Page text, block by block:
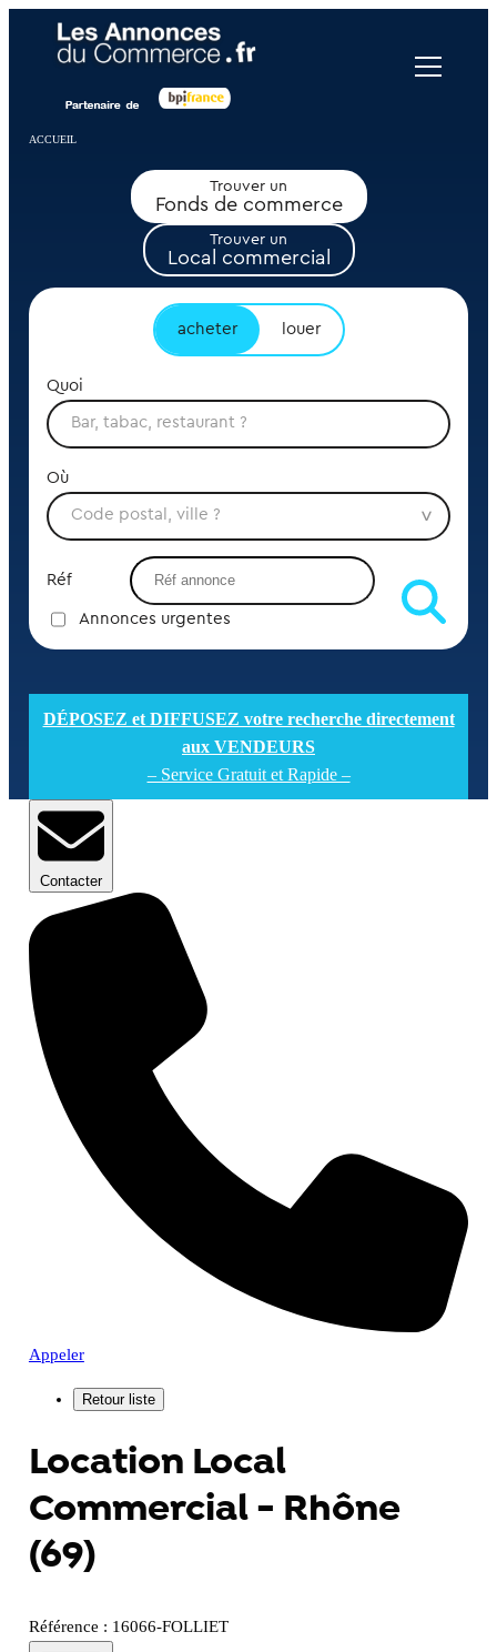
ACCUEIL
Trouver un
Fonds de commerce
Trouver un
Local commercial
acheter louer
Quoi
Où
Réf
Annonces urgentes
DÉPOSEZ et DIFFUSEZ votre recherche directement
aux VENDEURS
– Service Gratuit et Rapide –
Contacter
Appeler
Location Local
Commercial - Rhône
(69)
Référence : 16066-FOLLIET
Panneau de gestion des cookies